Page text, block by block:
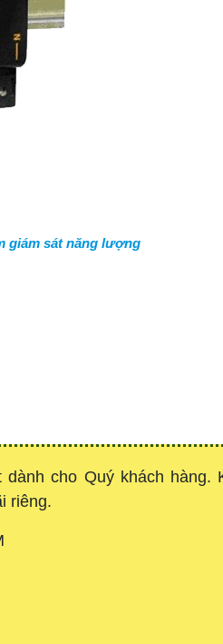
giám sát năng lượng
cho Quý khách hàng.
riêng.